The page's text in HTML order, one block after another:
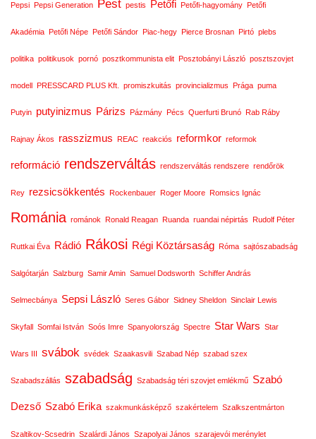
Pepsi Pepsi Generation Pest pestis Petőfi Petőfi-hagyomány Petőfi
Akadémia Petőfi Népe Petőfi Sándor Piac-hegy Pierce Brosnan Pirtó plebs
politika politikusok pornó posztkommunista elit Posztobányi László posztszovjet
modell PRESSCARD PLUS Kft. promiszkuitás provincializmus Prága puma
Putyin putyinizmus Párizs Pázmány Pécs Querfurti Brunó Rab Ráby
Rajnay Ákos rasszizmus REAC reakciós reformkor reformok
reformáció rendszerváltás rendszerváltás rendszere rendőrök
Rey rezsicsökkentés Rockenbauer Roger Moore Romsics Ignác
Románia románok Ronald Reagan Ruanda ruandai népirtás Rudolf Péter
Ruttkai Éva Rádió Rákosi Régi Köztársaság Róma sajtószabadság
Salgótarján Salzburg Samir Amin Samuel Dodsworth Schiffer András
Selmecbánya Sepsi László Seres Gábor Sidney Sheldon Sinclair Lewis
Skyfall Somfai István Soós Imre Spanyolország Spectre Star Wars Star
Wars III svábok svédek Szaakasvili Szabad Nép szabad szex
Szabadszállás szabadság Szabadság téri szovjet emlékmű Szabó
Dezső Szabó Erika szakmunkásképző szakértelem Szalkszentmárton
Szaltikov-Scsedrin Szalárdi János Szapolyai János szarajevói merénylet